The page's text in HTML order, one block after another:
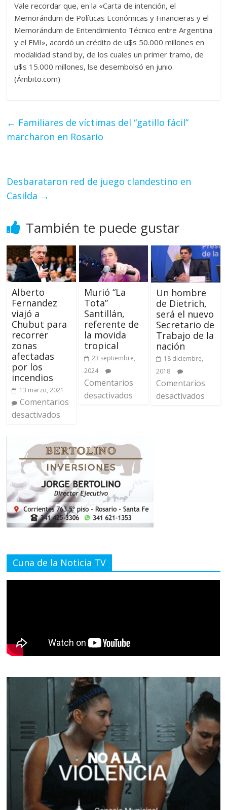
Vale recordar que, en la «Carta de intención, el
Memorándum de Políticas Económicas y Financieras y el
Memorándum de Entendimiento Técnico entre Argentina
y el FMI», acordó un crédito de u$s 50.000 millones en
modalidad stand by, de los cuales un primer tramo, de
u$s 15.000 millones, lse desembolsó en junio.
(Ámbito.com)
← Familiares de víctimas del “gatillo fácil”
marcharon en Rosario
Desbarataron red de juego clandestino en
Casilda →
También te puede gustar
Alberto
Fernandez
viajó a
Chubut para
recorrer
zonas
afectadas
por los
incendios
13 marzo, 2021
Comentarios
desactivados
Murió “La
Tota”
Santillán,
referente de
la movida
tropical
23 septiembre,
2024
Comentarios
desactivados
Un hombre
de Dietrich,
será el nuevo
Secretario de
Trabajo de la
nación
18 diciembre,
2018
Comentarios
desactivados
Cuna de la Noticia TV